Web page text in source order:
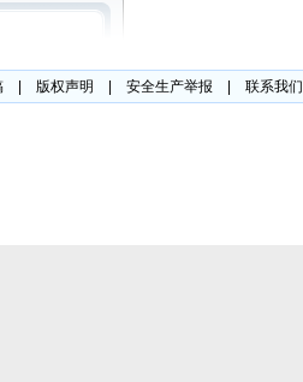
| 版权声明 安全生产举报 联系我们